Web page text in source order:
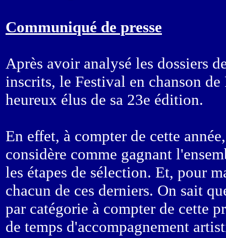
Communiqué de presse
Après avoir analysé les dossiers
inscrits, le Festival en chanson
heureux élus de sa 23e édition.
En effet, à compter de cette
considère comme gagnant
les étapes de sélection. Et, pour
chacun de ces derniers. On sait
par catégorie à compter de cette
de temps d'accompagnement